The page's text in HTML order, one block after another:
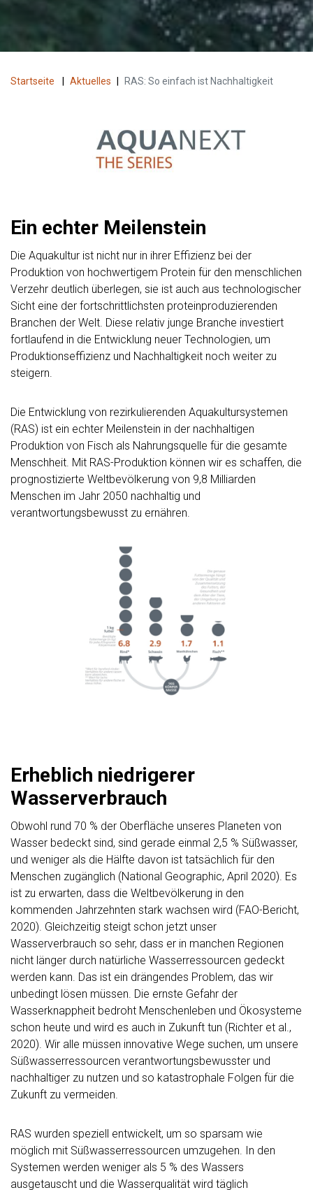
Startseite Aktuelles RAS: So einfach ist Nachhaltigkeit
Ein echter Meilenstein
Die Aquakultur ist nicht nur in ihrer Effizienz bei der
Produktion von hochwertigem Protein für den menschlichen
Verzehr deutlich überlegen, sie ist auch aus technologischer
Sicht eine der fortschrittlichsten proteinproduzierenden
Branchen der Welt. Diese relativ junge Branche investiert
fortlaufend in die Entwicklung neuer Technologien, um
Produktionseffizienz und Nachhaltigkeit noch weiter zu
steigern.
Die Entwicklung von rezirkulierenden Aquakultursystemen
(RAS) ist ein echter Meilenstein in der nachhaltigen
Produktion von Fisch als Nahrungsquelle für die gesamte
Menschheit. Mit RAS-Produktion können wir es schaffen, die
prognostizierte Weltbevölkerung von 9,8 Milliarden
Menschen im Jahr 2050 nachhaltig und
verantwortungsbewusst zu ernähren.
Erheblich niedrigerer
Wasserverbrauch
Obwohl rund 70 % der Oberfläche unseres Planeten von
Wasser bedeckt sind, sind gerade einmal 2,5 % Süßwasser,
und weniger als die Hälfte davon ist tatsächlich für den
Menschen zugänglich (National Geographic, April 2020). Es
ist zu erwarten, dass die Weltbevölkerung in den
kommenden Jahrzehnten stark wachsen wird (FAO-Bericht,
2020). Gleichzeitig steigt schon jetzt unser
Wasserverbrauch so sehr, dass er in manchen Regionen
nicht länger durch natürliche Wasserressourcen gedeckt
werden kann. Das ist ein drängendes Problem, das wir
unbedingt lösen müssen. Die ernste Gefahr der
Wasserknappheit bedroht Menschenleben und Ökosysteme
schon heute und wird es auch in Zukunft tun (Richter et al.,
2020). Wir alle müssen innovative Wege suchen, um unsere
Süßwasserressourcen verantwortungsbewusster und
nachhaltiger zu nutzen und so katastrophale Folgen für die
Zukunft zu vermeiden.
RAS wurden speziell entwickelt, um so sparsam wie
möglich mit Süßwasserressourcen umzugehen. In den
Systemen werden weniger als 5 % des Wassers
ausgetauscht und die Wasserqualität wird täglich